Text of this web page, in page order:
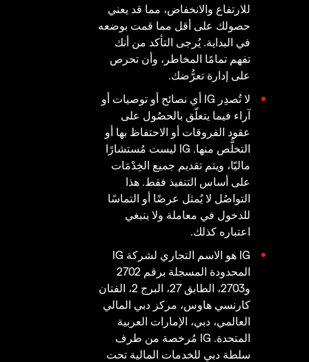
للارتفاع والانخفاض، مما قد يعني
حصولك على أقل مما قمت بوضعه
في البداية. يُرجى التأكد من أنك
تفهم تمامًا المخاطر، وأن تحرص
على إدارة تعرُّضك.
لا تُصدِر IG أي نصائح أو توصيات أو
آراء فيما يتعلّق بالحصُول على
عقود الفروقات أو الاحتفاظ بها أو
التخلُّص منها. IG ليست مُستشارًا
ماليّا، ويتم تقديم جميع الخِدْمَات
على أساس التنفيذ فقط. هذا
التواصُل لا يُمثل عرضًا أو التماسًا
للدخول في معاملة ولا ينبغي
اعتباره كذلك.
IG هو الاسم التجاري لشركة IG
المحدودة المسجلة برقم 2702
و2703، الطابق 27، البرج 2، الفتان
كارنسي هاوس، مركز دبي المالي
العالمي، دبي، الإمارات العربية
المتحدة. IG مُرخصة من طرف
سلطة دبي للخدمات المالية تحت